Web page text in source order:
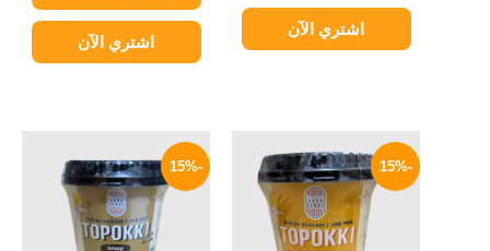
اشتري الآن
اشتري الآن
-15%
الأصلي
هو:
235 EGP.
الحالي
هو:
199 EGP.
-15%
الأصلي
هو:
235 EGP.
الحالي
هو:
199 EGP.